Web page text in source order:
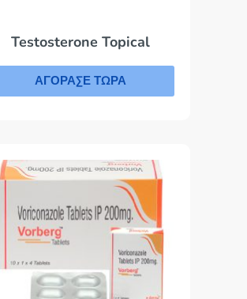
Testosterone Topical
ΑΓΟΡΑΣΕ ΤΩΡΑ